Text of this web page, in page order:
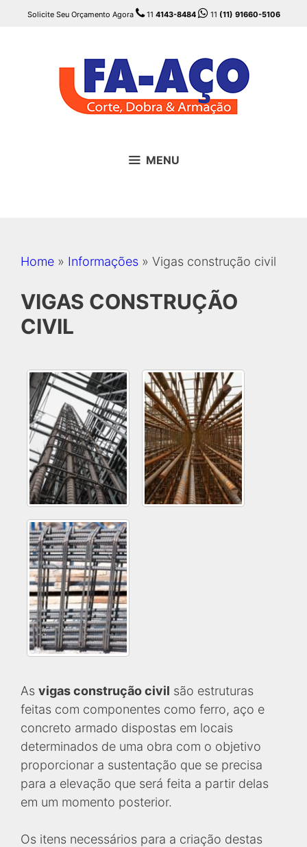
Solicite Seu Orçamento Agora 11 4143-8484 11 (11) 91660-5106
MENU
Home » Informações » Vigas construção civil
VIGAS CONSTRUÇÃO
CIVIL
As vigas construção civil são estruturas
feitas com componentes como ferro, aço e
concreto armado dispostas em locais
determinados de uma obra com o objetivo
proporcionar a sustentação que se precisa
para a elevação que será feita a partir delas
em um momento posterior.
Os itens necessários para a criação destas